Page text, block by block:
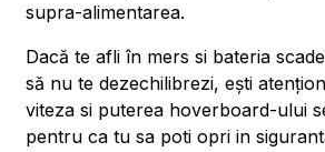
supra-alimentarea.
Dacă te afli în mers si bateria
să nu te dezechilibrezi, ești
viteza si puterea hoverboard-ului
pentru ca tu sa poti opri in